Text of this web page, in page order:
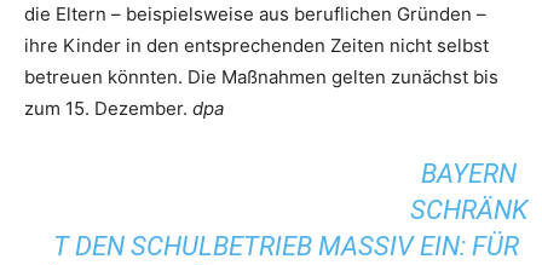
die Eltern – beispielsweise aus beruflichen Gründen –
ihre Kinder in den entsprechenden Zeiten nicht selbst
betreuen könnten. Die Maßnahmen gelten zunächst bis
zum 15. Dezember. dpa
BAYERN
SCHRÄNK
T DEN SCHULBETRIEB MASSIV EIN: FÜR